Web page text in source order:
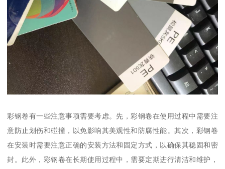
彩钢卷有一些注意事项需要考虑。先，彩钢卷在使用过程中需要注
意防止划伤和碰撞，以免影响其美观性和防腐性能。其次，彩钢卷
在安装时需要注意正确的安装方法和固定方式，以确保其稳固和密
封。此外，彩钢卷在长期使用过程中，需要定期进行清洁和维护，